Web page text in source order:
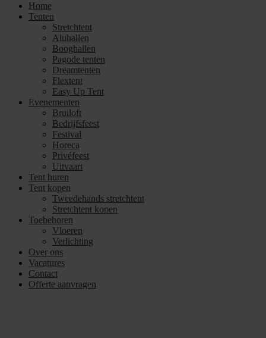
Home
Tenten
Stretchtent
Aluhallen
Booghallen
Pagode tenten
Dreamtenten
Flextent
Easy Up Tent
Evenementen
Bruiloft
Bedrijfsfeest
Festival
Horeca
Privéfeest
Uitvaart
Tent huren
Tent kopen
Tweedehands stretchtent
Stretchtent kopen
Toebehoren
Vloeren
Verlichting
Over ons
Vacatures
Contact
Offerte aanvragen